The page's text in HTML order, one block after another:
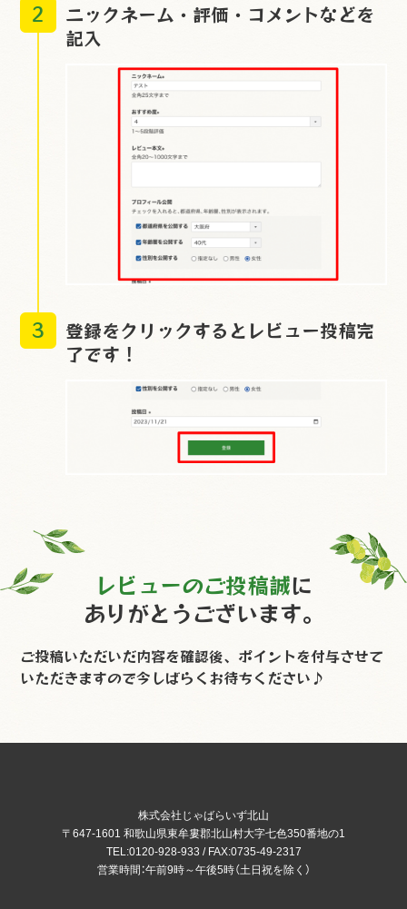
2
ニックネーム・評価・コメントなどを
記入
3
登録をクリックするとレビュー投稿完
了です！
レビューのご投稿誠に
ありがとうございます。
ご投稿いただいだ内容を確認後、 ポイントを付与させて
いただきますので今しばらくお待ちください♪
株式会社じゃばらいず北山
〒647-1601 和歌山県東牟婁郡北山村大字七色350番地の1
TEL:0120-928-933 / FAX:0735-49-2317
営業時間：午前9時～午後5時（土日祝を除く）